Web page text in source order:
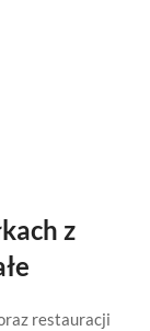
z
restauracji